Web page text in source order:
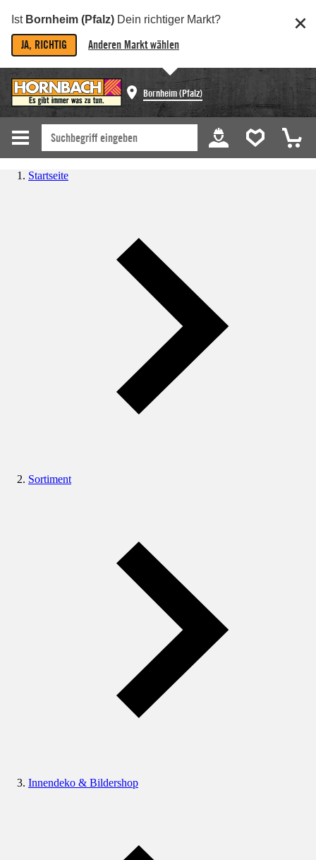
Ist Bornheim (Pfalz) Dein richtiger Markt?
JA, RICHTIG Anderen Markt wählen
Bornheim (Pfalz)
Startseite
Sortiment
Innendeko & Bildershop